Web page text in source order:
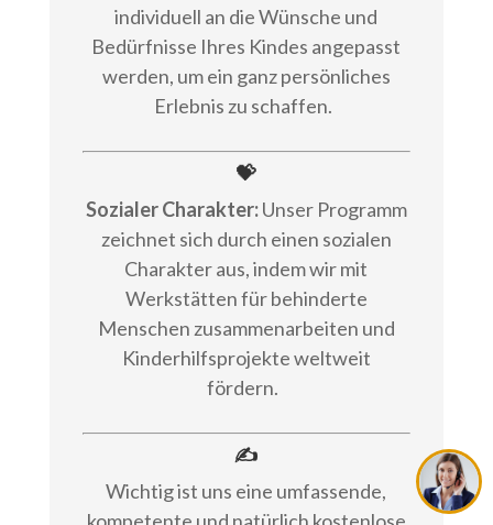
individuell an die Wünsche und
Bedürfnisse Ihres Kindes angepasst
werden, um ein ganz persönliches
Erlebnis zu schaffen.
💝
Sozialer Charakter:Unser Programm
zeichnet sich durch einen sozialen
Charakter aus, indem wir mit
Werkstätten für behinderte
Menschen zusammenarbeiten und
Kinderhilfsprojekte weltweit
fördern.
✍
Wichtig ist uns eine umfassende,